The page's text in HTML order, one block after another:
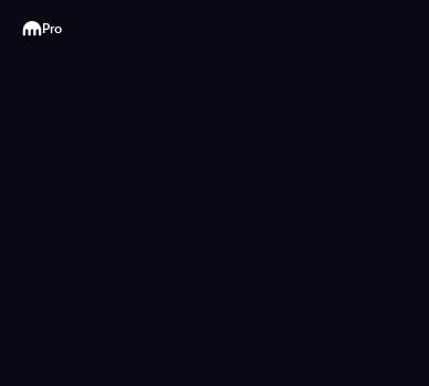
Kraken
Pro